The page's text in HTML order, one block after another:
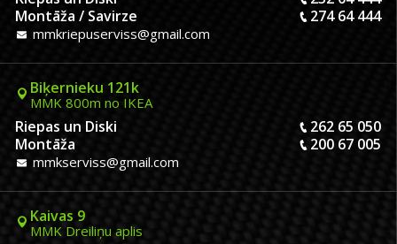
Montāža / Savirze
274 64 444
mmkriepuserviss@gmail.com
Biķernieku 121k
MMK 800m no IKEA
Riepas un Diski
262 65 050
Montāža
200 67 005
mmkserviss@gmail.com
Kaivas 9
MMK Dreiliņu aplis